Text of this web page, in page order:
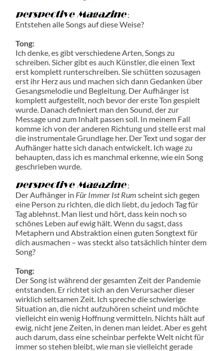
:
Entstehen alle Songs auf diese Weise?
Tong:
Ich denke, es gibt verschiedene Arten, Songs zu
schreiben. Sicher gibt es auch Künstler, die einen Text
erst komplett runterschreiben. Sie schütten sozusagen
erst ihr Herz aus und machen sich dann Gedanken über
Gesangsmelodie und Begleitung. Der Aufhänger ist
komplett aufgestellt, noch bevor der erste Ton gespielt
wurde. Danach definiert man den Sound, der zur
Message und zum Inhalt passen soll. In meinem Fall
komme ich von der anderen Richtung und stelle erst mal
die instrumentale Grundlage her. Der Text und sogar der
Aufhänger hatte sich danach entwickelt. Ich wage zu
behaupten, dass ich es manchmal erkenne, wie ein Song
geschrieben wurde.
:
Der Aufhänger in Für Immer Ist Rum scheint sich gegen
eine Person zu richten, die dich liebt, du jedoch Tag für
Tag ablehnst. Man liest und hört, dass kein noch so
schönes Leben auf ewig hält. Wenn du sagst, dass
Metaphern und Abstraktion einen guten Songtext für
dich ausmachen – was steckt also tatsächlich hinter dem
Song?
Tong:
Der Song ist während der gesamten Zeit der Pandemie
entstanden. Er richtet sich an den Verursacher dieser
wirklich seltsamen Zeit. Ich spreche die schwierige
Situation an, die nicht aufzuhören scheint und möchte
vielleicht ein wenig Hoffnung vermitteln. Nichts hält auf
ewig, nicht jene Zeiten, in denen man leidet. Aber es geht
auch darum, dass eine scheinbar perfekte Welt nicht für
immer so stehen bleibt, wie man sie vielleicht gerade